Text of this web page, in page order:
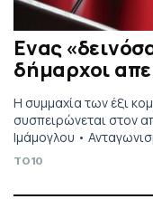
Ενας
δήμαρχοι
Η συμμαχία των έξι
συσπειρώνεται στον
Ιμάμογλου •
Αλλαγή θέλει η
TO10